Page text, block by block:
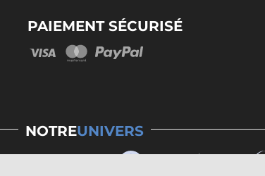
PAIEMENT SÉCURISÉ
NOTREUNIVERS